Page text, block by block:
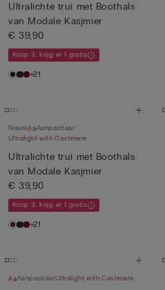
Ultralichte trui met Boothals
van Modale Kasjmier
€ 39,90
Koop 3, krijg er 1 gratis
+21
Nieuw
Aanpasbaar
Ultralight with Cashmere
Ultralichte trui met Boothals
van Modale Kasjmier
€ 39,90
Koop 3, krijg er 1 gratis
+21
AanpasbaarUltralight with Cashmere